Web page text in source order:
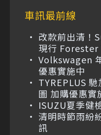
車訊最前線
改款前出清！
現行 Forester
Volkswagen
優惠實施中
TYREPLUS
圖 加購優惠實
ISUZU夏季健
清明時節雨紛
訊